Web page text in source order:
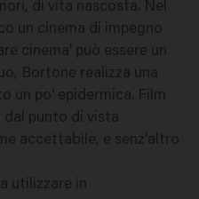
di vita nascosta. Nel
un cinema di impegno
cinema' può essere un
Bortone realizza una
un po' epidermica. Film
dal punto di vista
accettabile, e senz'altro
utilizzare in